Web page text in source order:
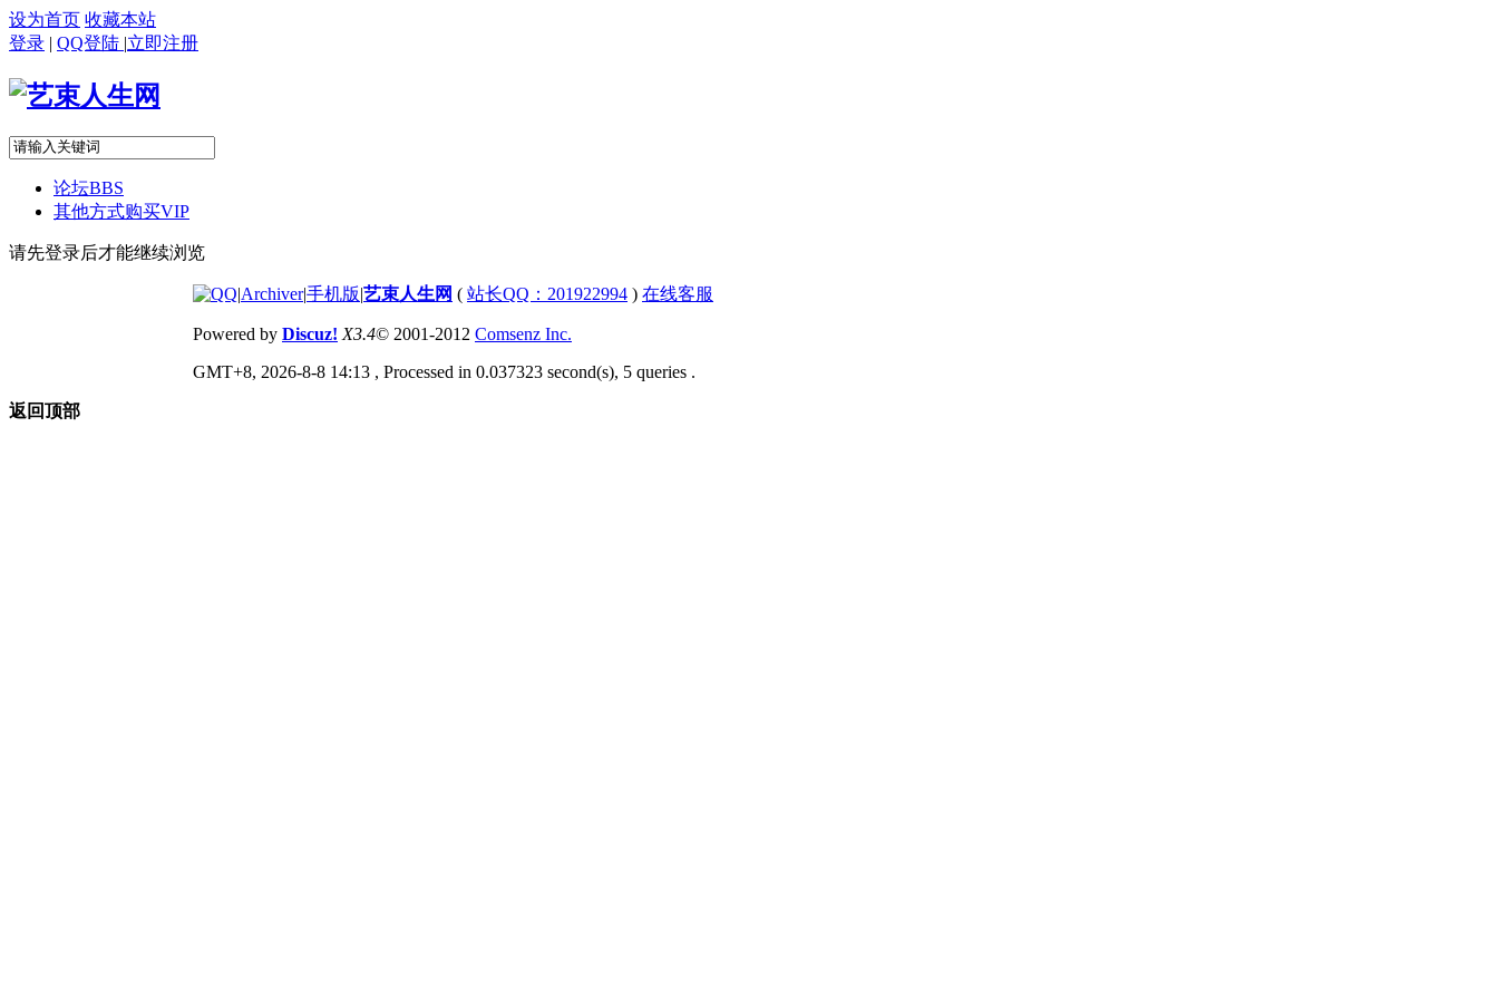
设为首页 收藏本站
登录 | QQ登陆 |立即注册
论坛BBS
其他方式购买VIP
请先登录后才能继续浏览
|Archiver|手机版|艺束人生网 ( 站长QQ：201922994 ) 在线客服
Powered by Discuz! X3.4© 2001-2012 Comsenz Inc.
GMT+8, 2026-8-8 14:13 , Processed in 0.037323 second(s), 5 queries .
返回顶部